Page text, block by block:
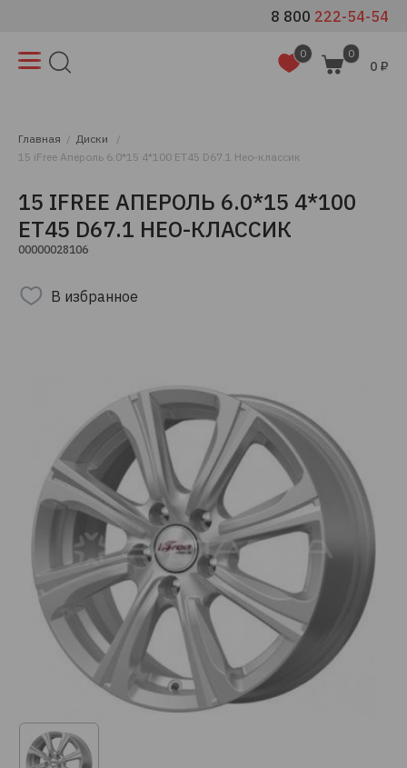
8 800 222-54-54
0 0
0 ₽
Главная
Диски
15 iFree Апероль 6.0*15 4*100 ET45 D67.1 Нео-классик
15 IFREE АПЕРОЛЬ 6.0*15 4*100
ET45 D67.1 НЕО-КЛАССИК
00000028106
В избранное